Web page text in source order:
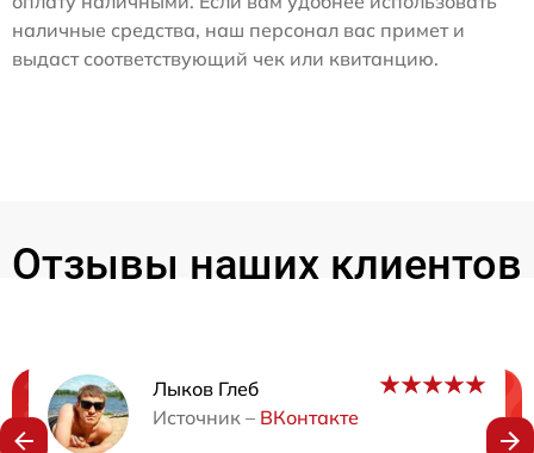
наличные средства, наш персонал вас примет и
выдаст соответствующий чек или квитанцию.
Отзывы наших клиентов
Лыков Глеб
Источник – ВКонтакте
Нужна консультация?